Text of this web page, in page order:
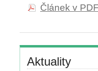
Článek v
Aktuality